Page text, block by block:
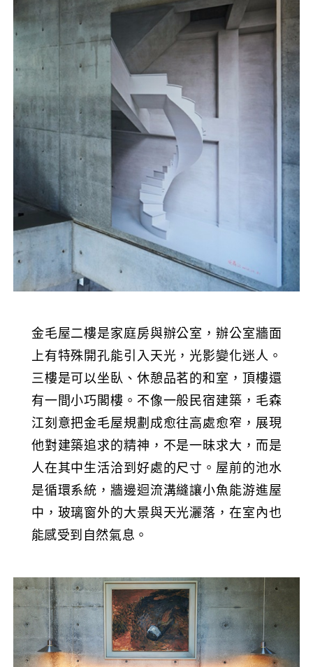
金毛屋二樓是家庭房與辦公室，辦公室牆面
上有特殊開孔能引入天光，光影變化迷人。
三樓是可以坐臥、休憩品茗的和室，頂樓還
有一間小巧閣樓。不像一般民宿建築，毛森
江刻意把金毛屋規劃成愈往高處愈窄，展現
他對建築追求的精神，不是一昧求大，而是
人在其中生活洽到好處的尺寸。屋前的池水
是循環系統，牆邊迴流溝縫讓小魚能游進屋
中，玻璃窗外的大景與天光灑落，在室內也
能感受到自然氣息。